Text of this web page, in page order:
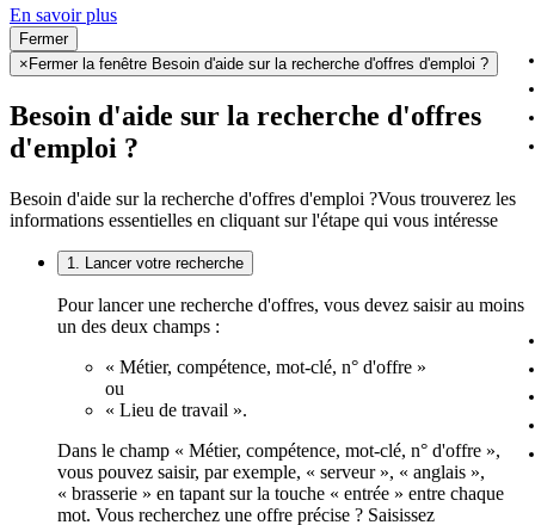
En savoir plus
Fermer
× Fermer la fenêtre Besoin d'aide sur la recherche d'offres d'emploi ?
Besoin d'aide sur la recherche d'offres
d'emploi ?
Besoin d'aide sur la recherche d'offres d'emploi ?Vous trouverez les
informations essentielles en cliquant sur l'étape qui vous intéresse
1. Lancer votre recherche
Pour lancer une recherche d'offres, vous devez saisir au moins
un des deux champs :
« Métier, compétence, mot-clé, n° d'offre »
ou
« Lieu de travail ».
Dans le champ « Métier, compétence, mot-clé, n° d'offre »,
vous pouvez saisir, par exemple, « serveur », « anglais »,
« brasserie » en tapant sur la touche « entrée » entre chaque
mot. Vous recherchez une offre précise ? Saisissez